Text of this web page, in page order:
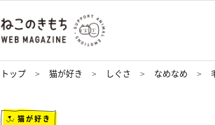
トップ 猫が好き しぐさ なめなめ
猫が好き